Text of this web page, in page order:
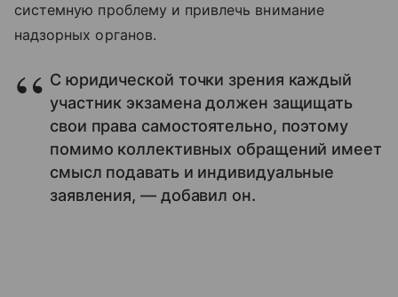
системную проблему и привлечь внимание
надзорных органов.
С юридической точки зрения каждый
участник экзамена должен защищать
свои права самостоятельно, поэтому
помимо коллективных обращений имеет
смысл подавать и индивидуальные
заявления, — добавил он.